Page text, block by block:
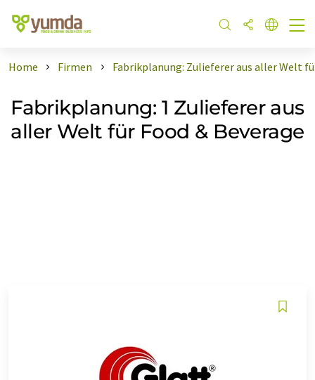
Home Firmen Fabrikplanung: Zulieferer aus aller Welt
Fabrikplanung: 1 Zulieferer aus
aller Welt für Food & Beverage